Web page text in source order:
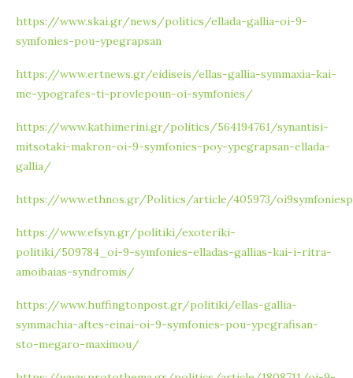
https://www.skai.gr/news/politics/ellada-gallia-oi-9-
symfonies-pou-ypegrapsan
https://www.ertnews.gr/eidiseis/ellas-gallia-symmaxia-kai-
me-ypografes-ti-provlepoun-oi-symfonies/
https://www.kathimerini.gr/politics/564194761/synantisi-
mitsotaki-makron-oi-9-symfonies-poy-ypegrapsan-ellada-
gallia/
https://www.ethnos.gr/Politics/article/405973/
https://www.efsyn.gr/politiki/exoteriki-
politiki/509784_oi-9-symfonies-elladas-gallias-kai-i-ritra-
amoibaias-syndromis/
https://www.huffingtonpost.gr/politiki/ellas-gallia-
symmachia-aftes-einai-oi-9-symfonies-pou-ypegrafisan-
sto-megaro-maximou/